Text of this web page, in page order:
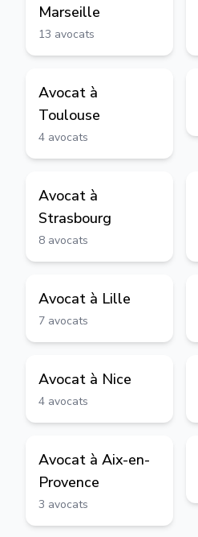
Marseille
13 avocats
Avocat à
Toulouse
4 avocats
Avocat à
Strasbourg
8 avocats
Avocat à Lille
7 avocats
Avocat à Nice
4 avocats
Avocat à Aix-en-
Provence
3 avocats